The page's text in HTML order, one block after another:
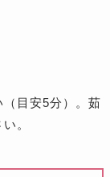
目安5分）。茹
。